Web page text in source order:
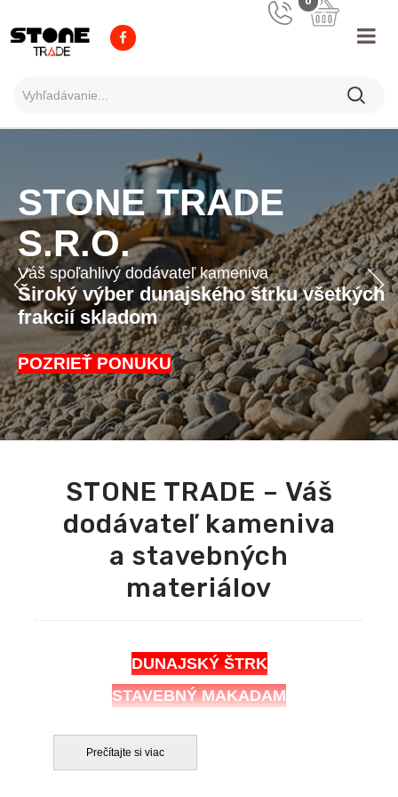
STONE TRADE
S.R.O.
Váš spoľahlivý dodávateľ kameniva
Široký výber dunajského štrku všetkých
frakcií skladom
POZRIEŤ PONUKU
STONE TRADE – Váš
dodávateľ kameniva
a stavebných
materiálov
DUNAJSKÝ ŠTRK
STAVEBNÝ MAKADAM
STONE TRADE – Váš
Prečítajte si viac